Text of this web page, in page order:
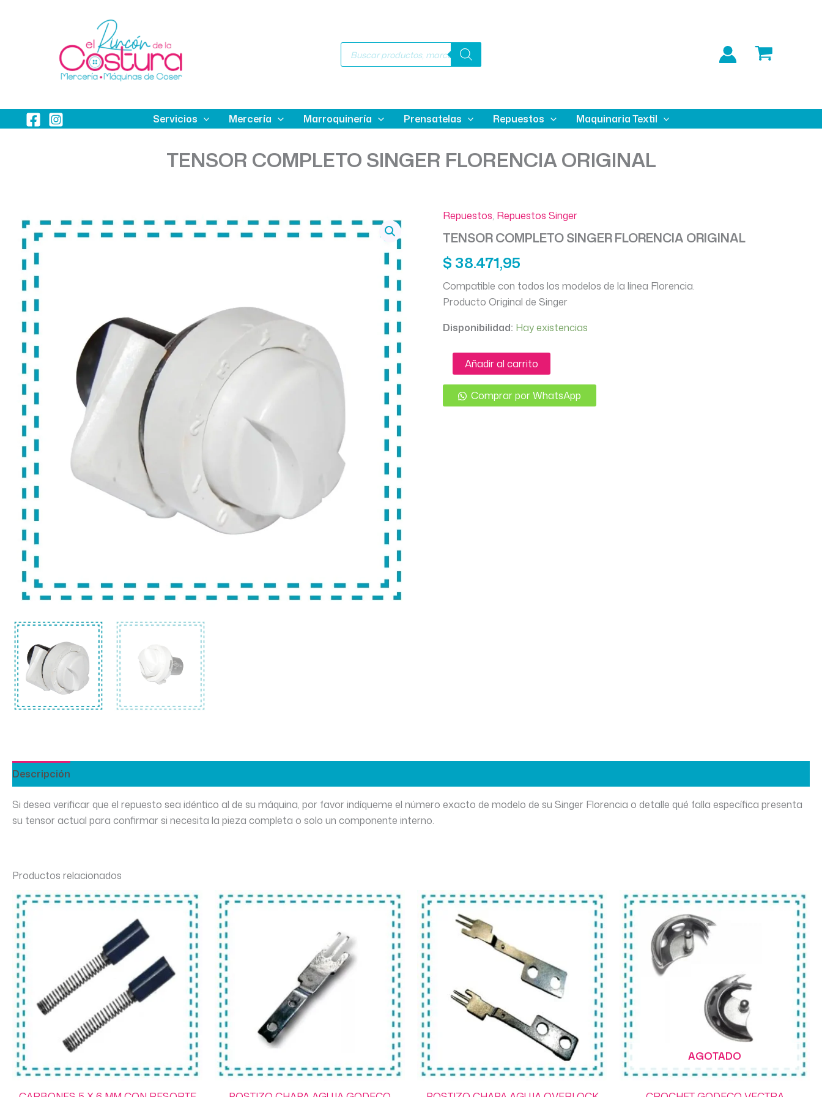
Búsqueda
Servicios Mercería Marroquinería Prensatelas Repuestos Maquinaria Textil
TENSOR COMPLETO SINGER FLORENCIA ORIGINAL
Repuestos, Repuestos Singer
TENSOR COMPLETO SINGER FLORENCIA ORIGINAL
$ 38.471,95
Compatible con todos los modelos de la línea Florencia.
Producto Original de Singer
Disponibilidad: Hay existencias
TENSOR
COMPLETO
SINGER
FLORENCIA
ORIGINAL
Añadir al carrito
Comprar por WhatsApp
Descripción
Si desea verificar que el repuesto sea idéntico al de su máquina, por favor indíqueme el número exacto de modelo de su Singer Florencia o detalle qué falla específica presenta
su tensor actual para confirmar si necesita la pieza completa o solo un componente interno.
Productos relacionados
AGOTADO